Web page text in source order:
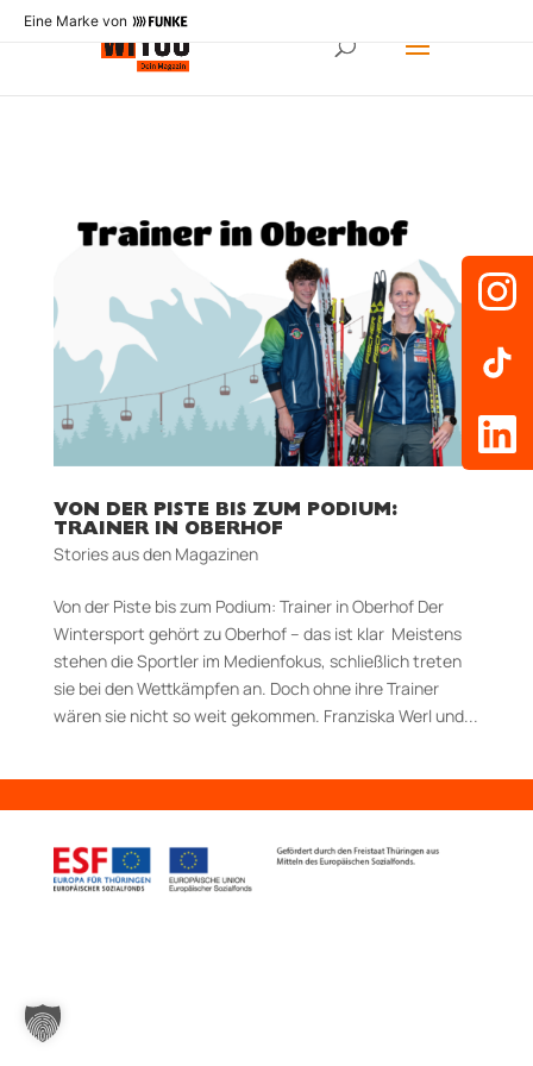
Eine Marke von
VON DER PISTE BIS ZUM PODIUM:
TRAINER IN OBERHOF
Stories aus den Magazinen
Von der Piste bis zum Podium: Trainer in Oberhof Der
Wintersport gehört zu Oberhof – das ist klar Meistens
stehen die Sportler im Medienfokus, schließlich treten
sie bei den Wettkämpfen an. Doch ohne ihre Trainer
wären sie nicht so weit gekommen. Franziska Werl und...